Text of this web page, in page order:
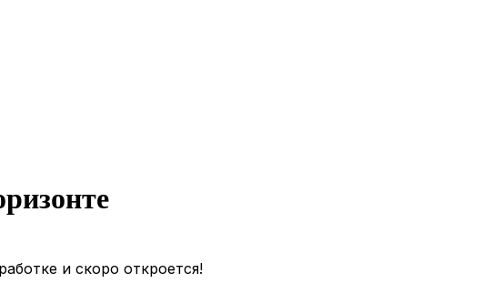
и скоро откроется!